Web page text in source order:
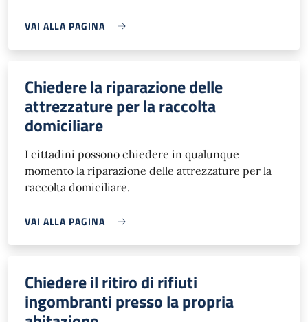
VAI ALLA PAGINA
Chiedere la riparazione delle
attrezzature per la raccolta
domiciliare
I cittadini possono chiedere in qualunque
momento la riparazione delle attrezzature per la
raccolta domiciliare.
VAI ALLA PAGINA
Chiedere il ritiro di rifiuti
ingombranti presso la propria